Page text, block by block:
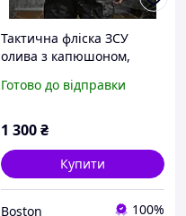
Тактична фліска ЗСУ
олива з капюшоном,
олива, армійська фліска
_M2_zx8c
Готово до відправки
1 300₴
Купити
Boston 100%